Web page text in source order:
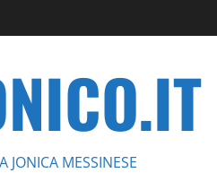
JONICA MESSINESE